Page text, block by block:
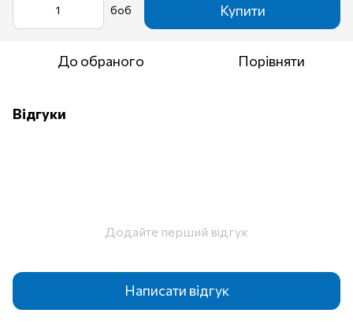
боб Купити
До обраного Порівняти
Відгуки
Додайте перший відгук
Написати відгук